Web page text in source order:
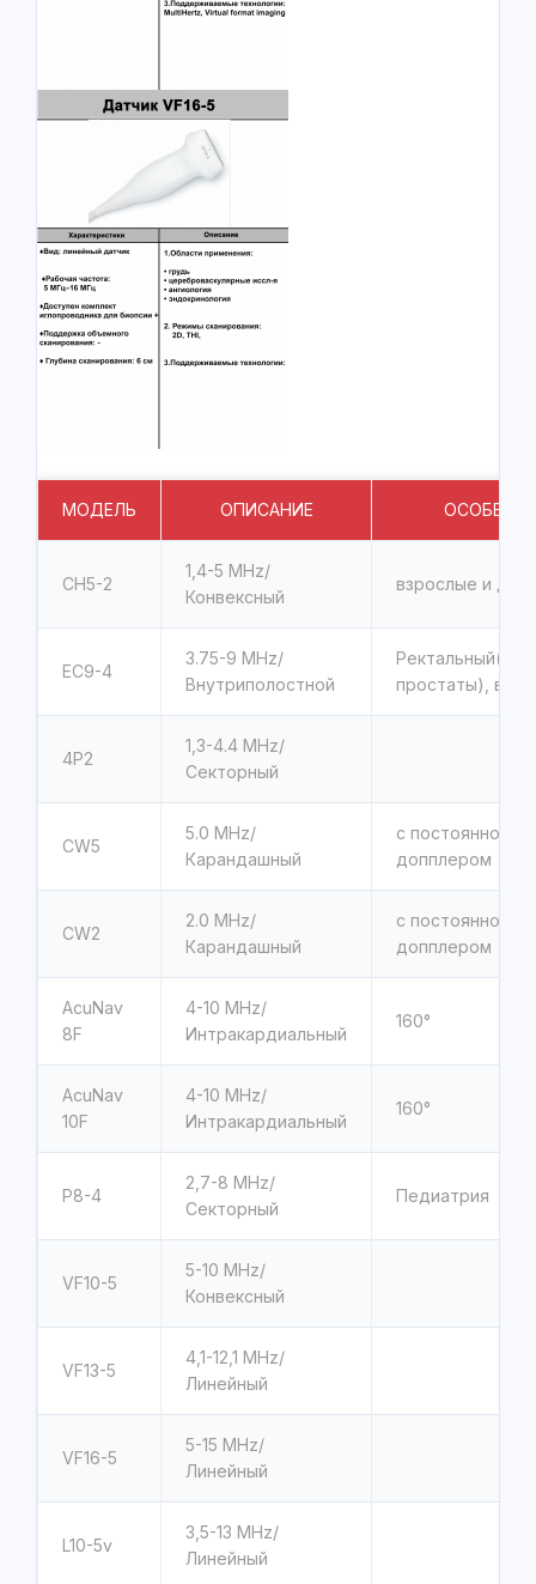
МОДЕЛЬ ОПИСАНИЕ
CH5-2
1,4-5 MHz/
Конвексный
взрослые и
EC9-4
3.75-9 MHz/
Внутриполостной
простаты),
4P2
1,3-4.4 MHz/
Секторный
CW5
5.0 MHz/
Карандашный
с постоянно –
допплером
CW2
2.0 MHz/
Карандашный
с постоянно –
допплером
AcuNav
8F
4-10 MHz/
Интракардиальный
160°
AcuNav
10F
4-10 MHz/
Интракардиальный
160°
P8-4
2,7-8 MHz/
Секторный
Педиатрия
VF10-5
5-10 MHz/
Конвексный
VF13-5
4,1-12,1 MHz/
Линейный
VF16-5
5-15 MHz/
Линейный
L10-5v
3,5-13 MHz/
Линейный